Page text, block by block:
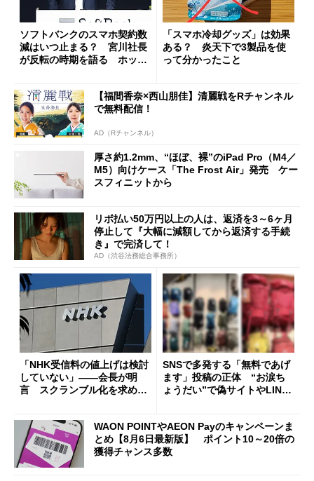
ソフトバンクのスマホ契約数
減はいつ止まる？ 宮川社長
が反転の時期を語る ホッピ
「スマホ冷却グッズ」は効果
ある？ 炎天下で3製品を使
って分かったこと
【福間香奈×西山朋佳】清麗戦をRチャンネル
で無料配信！
AD（Rチャンネル）
厚さ約1.2mm、“ほぼ、裸”のiPad Pro（M4／
M5）向けケース「The Frost Air」発売 ケー
スフィニットから
リボ払い50万円以上の人は、返済を3～6ヶ月
停止して『大幅に減額してから返済する手続
き』で完済して！
AD（渋谷法務総合事務所）
「NHK受信料の値上げは検討
していない」――会長が明
言 スクランブル化を求める
SNSで多発する「無料であげ
ます」投稿の正体 “お涙ち
ょうだい”で偽サイトやLINE
WAON POINTやAEON Payのキャンペーンま
とめ【8月6日最新版】 ポイント10～20倍の
獲得チャンス多数